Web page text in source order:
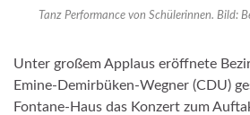
Tanz Performance von Schülerinnen. Bild:
Unter großem Applaus eröffnete
Emine-Demirbüken-Wegner (CDU)
Fontane-Haus das Konzert zum